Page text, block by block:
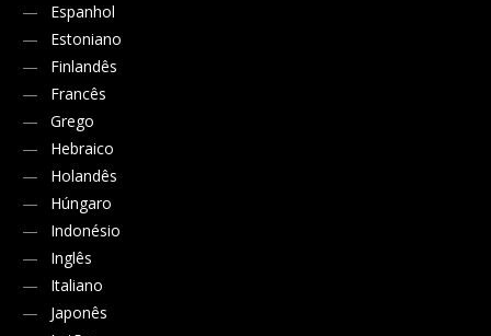
Espanhol
Estoniano
Finlandês
Francês
Grego
Hebraico
Holandês
Húngaro
Indonésio
Inglês
Italiano
Japonês